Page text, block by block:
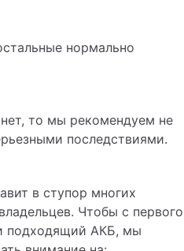
нормально
то мы рекомендуем не
последствиями.
в ступор многих
Чтобы с первого
подходящий АКБ, мы